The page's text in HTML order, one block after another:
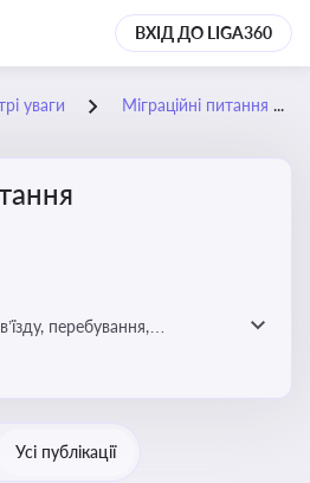
ВХІД ДО LIGA360
уваги Міграційні питання
перебування,
а також набуття або
Усі публікації